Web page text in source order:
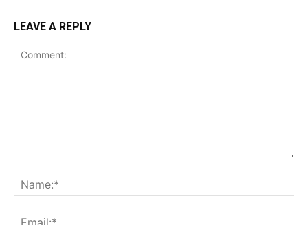
LEAVE A REPLY